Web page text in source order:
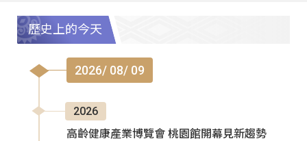
歷史上的今天
2026/ 08/ 09
2026
高齡健康產業博覽會 桃園館開幕見新趨勢